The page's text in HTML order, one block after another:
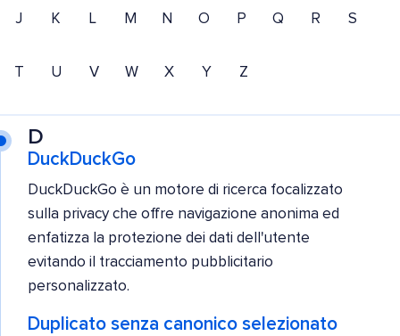
J K L M N O P Q R S
T U V W X Y Z
D
DuckDuckGo
DuckDuckGo è un motore di ricerca focalizzato
sulla privacy che offre navigazione anonima ed
enfatizza la protezione dei dati dell'utente
evitando il tracciamento pubblicitario
personalizzato.
Duplicato senza canonico selezionato